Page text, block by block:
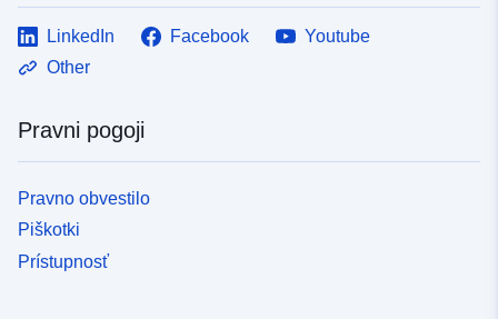
LinkedIn Facebook
Youtube
Other
Pravni pogoji
Pravno obvestilo
Piškotki
Prístupnosť